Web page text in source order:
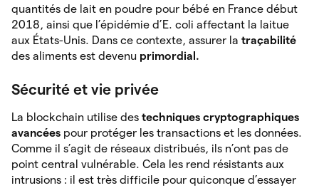
quantités de lait en poudre pour bébé en France début
2018, ainsi que l’épidémie d’E. coli affectant la laitue
aux États-Unis. Dans ce contexte, assurer la traçabilité
des aliments est devenu primordial.
Sécurité et vie privée
La blockchain utilise des techniques cryptographiques
avancées pour protéger les transactions et les données.
Comme il s’agit de réseaux distribués, ils n’ont pas de
point central vulnérable. Cela les rend résistants aux
intrusions : il est très difficile pour quiconque d’essayer